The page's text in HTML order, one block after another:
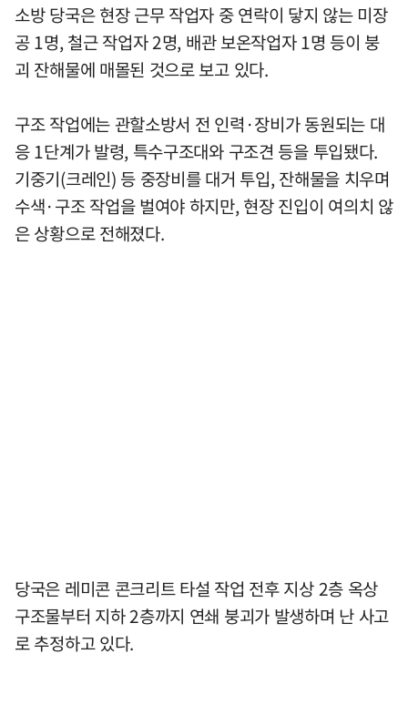
소방 당국은 현장 근무 작업자 중 연락이 닿지 않는 미장
공 1명, 철근 작업자 2명, 배관 보온작업자 1명 등이 붕
괴 잔해물에 매몰된 것으로 보고 있다.
구조 작업에는 관할소방서 전 인력·장비가 동원되는 대
응 1단계가 발령, 특수구조대와 구조견 등을 투입됐다.
기중기(크레인) 등 중장비를 대거 투입, 잔해물을 치우며
수색·구조 작업을 벌여야 하지만, 현장 진입이 여의치 않
은 상황으로 전해졌다.
당국은 레미콘 콘크리트 타설 작업 전후 지상 2층 옥상
구조물부터 지하 2층까지 연쇄 붕괴가 발생하며 난 사고
로 추정하고 있다.